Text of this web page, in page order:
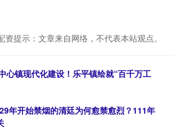
资提示：文章来自网络，不代表本站观点。
心镇现代化建设！乐平镇绘就“百千万工
年开始禁烟的清廷为何愈禁愈烈？111年